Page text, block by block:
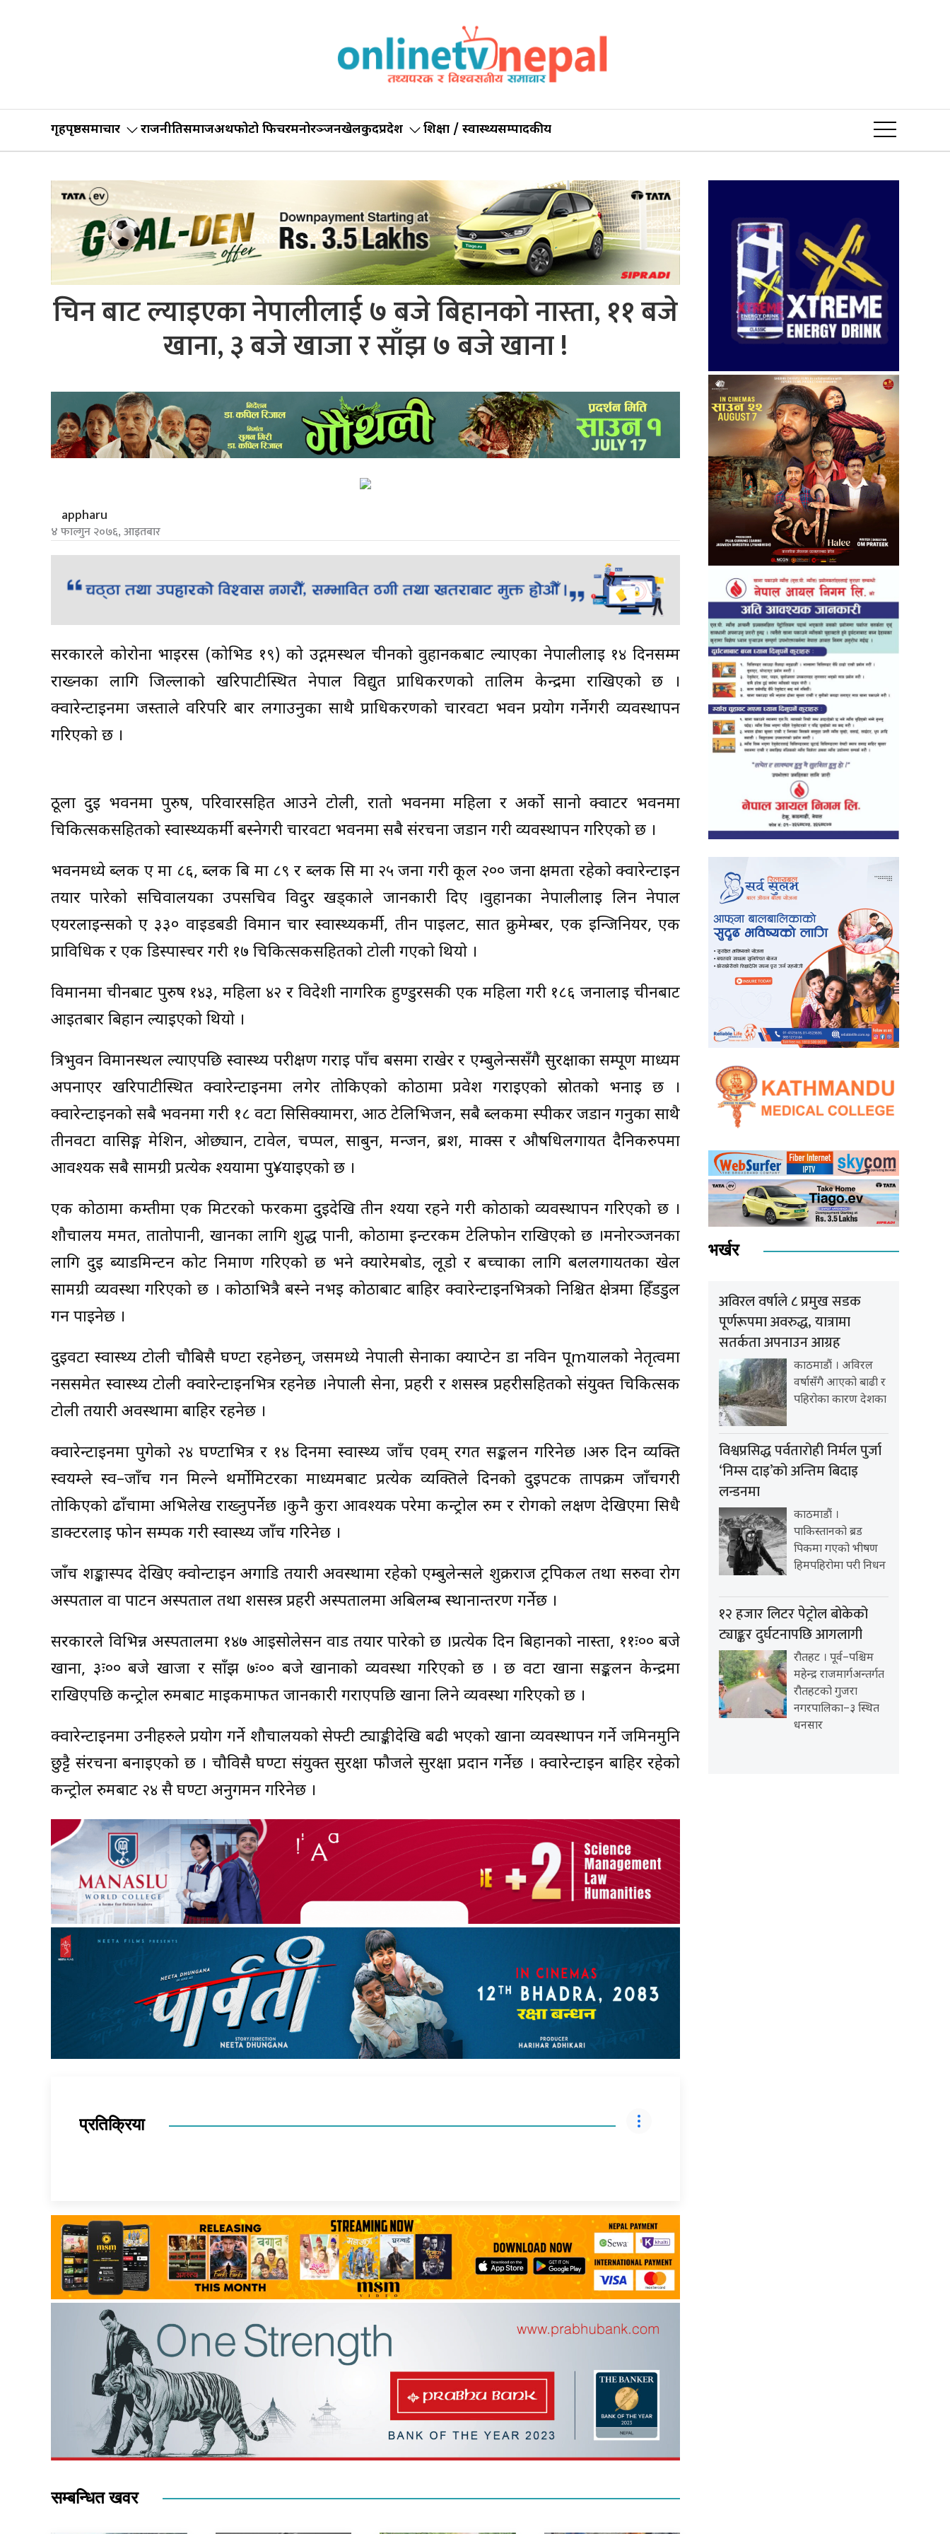
गृहपृष्ठसमाचार राजनीतिसमाजअर्थफोटो फिचरमनोरञ्जनखेलकुदप्रदेश शिक्षा / स्वास्थ्यसम्पादकीय
चिन बाट ल्याइएका नेपालीलाई ७ बजे बिहानको नास्ता, ११ बजे
खाना, ३ बजे खाजा र साँझ ७ बजे खाना !
appharu
४ फाल्गुन २०७६, आइतबार
सरकारले कोरोना भाइरस (कोभिड १९) को उद्गमस्थल चीनको वुहानकबाट ल्याएका नेपालीलाई १४ दिनसम्म
राख्नका लागि जिल्लाको खरिपाटीस्थित नेपाल विद्युत प्राधिकरणको तालिम केन्द्रमा राखिएको छ ।
क्वारेन्टाइनमा जस्ताले वरिपरि बार लगाउनुका साथै प्राधिकरणको चारवटा भवन प्रयोग गर्नेगरी व्यवस्थापन
गरिएको छ ।
ठूला दुई भवनमा पुरुष, परिवारसहित आउने टोली, रातो भवनमा महिला र अर्को सानो क्वार्टर भवनमा
चिकित्सकसहितको स्वास्थ्यकर्मी बस्नेगरी चारवटा भवनमा सबै संरचना जडान गरी व्यवस्थापन गरिएको छ ।
भवनमध्ये ब्लक ए मा ८६, ब्लक बि मा ८९ र ब्लक सि मा २५ जना गरी कूल २०० जना क्षमता रहेको क्वारेन्टाइन
तयार पारेको सचिवालयका उपसचिव विदुर खड्काले जानकारी दिए ।वुहानका नेपालीलाई लिन नेपाल
एयरलाइन्सको ए ३३० वाइडबडी विमान चार स्वास्थ्यकर्मी, तीन पाइलट, सात क्रुमेम्बर, एक इन्जिनियर, एक
प्राविधिक र एक डिस्पास्चर गरी १७ चिकित्सकसहितको टोली गएको थियो ।
विमानमा चीनबाट पुरुष १४३, महिला ४२ र विदेशी नागरिक हुण्डुरसकी एक महिला गरी १८६ जनालाई चीनबाट
आइतबार बिहान ल्याइएको थियो ।
त्रिभुवन विमानस्थल ल्याएपछि स्वास्थ्य परीक्षण गराई पाँच बसमा राखेर र एम्बुलेन्ससँगै सुरक्षाका सम्पूर्ण माध्यम
अपनाएर खरिपाटीस्थित क्वारेन्टाइनमा लगेर तोकिएको कोठामा प्रवेश गराइएको स्रोतको भनाइ छ ।
क्वारेन्टाइनको सबै भवनमा गरी १८ वटा सिसिक्यामरा, आठ टेलिभिजन, सबै ब्लकमा स्पीकर जडान गर्नुका साथै
तीनवटा वासिङ्ग मेशिन, ओछ्यान, टावेल, चप्पल, साबुन, मन्जन, ब्रश, माक्स र औषधिलगायत दैनिकरुपमा
आवश्यक सबै सामग्री प्रत्येक श्ययामा पु¥याइएको छ ।
एक कोठामा कम्तीमा एक मिटरको फरकमा दुईदेखि तीन श्यया रहने गरी कोठाको व्यवस्थापन गरिएको छ ।
शौचालय मर्मत, तातोपानी, खानका लागि शुद्ध पानी, कोठामा इन्टरकम टेलिफोन राखिएको छ ।मनोरञ्जनका
लागि दुई ब्याडमिन्टन कोर्ट निर्माण गरिएको छ भने क्यारेमबोर्ड, लूडो र बच्चाका लागि बललगायतका खेल
सामग्री व्यवस्था गरिएको छ । कोठाभित्रै बस्ने नभइ कोठाबाट बाहिर क्वारेन्टाइनभित्रको निश्चित क्षेत्रमा हिँडडुल
गर्न पाइनेछ ।
दुईवटा स्वास्थ्य टोली चौबिसै घण्टा रहनेछन्, जसमध्ये नेपाली सेनाका क्याप्टेन डा नविन पूmयालको नेतृत्वमा
नर्ससमेत स्वास्थ्य टोली क्वारेन्टाइनभित्र रहनेछ ।नेपाली सेना, प्रहरी र शसस्त्र प्रहरीसहितको संयुक्त चिकित्सक
टोली तयारी अवस्थामा बाहिर रहनेछ ।
क्वारेन्टाईनमा पुगेको २४ घण्टाभित्र र १४ दिनमा स्वास्थ्य जाँच एवम् रगत सङ्कलन गरिनेछ ।अरु दिन व्यक्ति
स्वयम्ले स्व–जाँच गर्न मिल्ने थर्मोमिटरका माध्यमबाट प्रत्येक व्यक्तिले दिनको दुईपटक तापक्रम जाँचगरी
तोकिएको ढाँचामा अभिलेख राख्नुपर्नेछ ।कुनै कुरा आवश्यक परेमा कन्ट्रोल रुम र रोगको लक्षण देखिएमा सिधै
डाक्टरलाई फोन सम्पर्क गरी स्वास्थ्य जाँच गरिनेछ ।
जाँच शङ्कास्पद देखिए क्वोन्टाइन अगाडि तयारी अवस्थामा रहेको एम्बुलेन्सले शुक्रराज ट्रपिकल तथा सरुवा रोग
अस्पताल वा पाटन अस्पताल तथा शसस्त्र प्रहरी अस्पतालमा अबिलम्ब स्थानान्तरण गर्नेछ ।
सरकारले विभिन्न अस्पतालमा १४७ आइसोलेसन वार्ड तयार पारेको छ ।प्रत्येक दिन बिहानको नास्ता, ११ः०० बजे
खाना, ३ः०० बजे खाजा र साँझ ७ः०० बजे खानाको व्यवस्था गरिएको छ । छ वटा खाना सङ्कलन केन्द्रमा
राखिएपछि कन्ट्रोल रुमबाट माईकमार्फत जानकारी गराएपछि खाना लिने व्यवस्था गरिएको छ ।
क्वारेन्टाइनमा उनीहरुले प्रयोग गर्ने शौचालयको सेफ्टी ट्याङ्कीदेखि बढी भएको खाना व्यवस्थापन गर्ने जमिनमुनि
छुट्टै संरचना बनाइएको छ । चौविसै घण्टा संयुक्त सुरक्षा फौजले सुरक्षा प्रदान गर्नेछ । क्वारेन्टाइन बाहिर रहेको
कन्ट्रोल रुमबाट २४ सै घण्टा अनुगमन गरिनेछ ।
प्रतिक्रिया
सम्बन्धित खवर
भर्खर
अविरल वर्षाले ८ प्रमुख सडक
पूर्णरूपमा अवरुद्ध, यात्रामा
सतर्कता अपनाउन आग्रह
काठमाडौं । अविरल
वर्षासँगै आएको बाढी र
पहिरोका कारण देशका
विश्वप्रसिद्ध पर्वतारोही निर्मल पुर्जा
‘निम्स दाइ’को अन्तिम बिदाइ
लन्डनमा
काठमाडौं ।
पाकिस्तानको ब्रड
पिकमा गएको भीषण
हिमपहिरोमा परी निधन
१२ हजार लिटर पेट्रोल बोकेको
ट्याङ्कर दुर्घटनापछि आगलागी
रौतहट । पूर्व–पश्चिम
महेन्द्र राजमार्गअन्तर्गत
रौतहटको गुजरा
नगरपालिका–३ स्थित
धनसार